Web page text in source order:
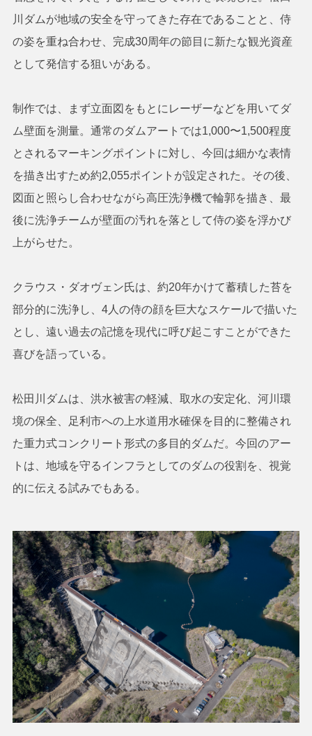
川ダムが地域の安全を守ってきた存在であることと、侍
の姿を重ね合わせ、完成30周年の節目に新たな観光資産
として発信する狙いがある。
制作では、まず立面図をもとにレーザーなどを用いてダ
ム壁面を測量。通常のダムアートでは1,000〜1,500程度
とされるマーキングポイントに対し、今回は細かな表情
を描き出すため約2,055ポイントが設定された。その後、
図面と照らし合わせながら高圧洗浄機で輪郭を描き、最
後に洗浄チームが壁面の汚れを落として侍の姿を浮かび
上がらせた。
クラウス・ダオヴェン氏は、約20年かけて蓄積した苔を
部分的に洗浄し、4人の侍の顔を巨大なスケールで描いた
とし、遠い過去の記憶を現代に呼び起こすことができた
喜びを語っている。
松田川ダムは、洪水被害の軽減、取水の安定化、河川環
境の保全、足利市への上水道用水確保を目的に整備され
た重力式コンクリート形式の多目的ダムだ。今回のアー
トは、地域を守るインフラとしてのダムの役割を、視覚
的に伝える試みでもある。